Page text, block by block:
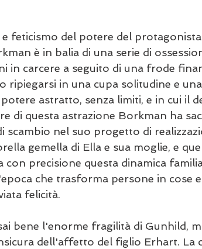
feticismo del potere del
è in balia di una serie di
in carcere a seguito di una frode
ripiegarsi in una cupa solitudine e
astratto, senza limiti, e in cui il
di questa astrazione Borkman ha
scambio nel suo progetto di
gemella di Ella e sua moglie, e
con precisione questa dinamica
che trasforma persone in cose
felicità.
bene l'enorme fragilità di Gunhild,
dell'affetto del figlio Erhart. La